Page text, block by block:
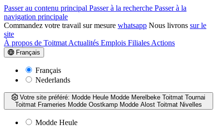
Passer au contenu principal Passer à la recherche Passer à la
navigation principale
Commandez votre travail sur mesure whatsapp Nous livrons sur le
site
À propos de Toitmat Actualités Emplois Filiales Actions
Français
Français
Nederlands
Votre site préféré: Modde Heule Modde Merelbeke Toitmat Tournai
Toitmat Frameries Modde Oostkamp Modde Alost Toitmat Nivelles
Modde Heule